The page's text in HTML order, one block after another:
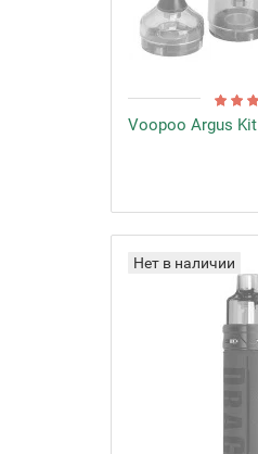
Voopoo Argus Kit
Нет в наличии